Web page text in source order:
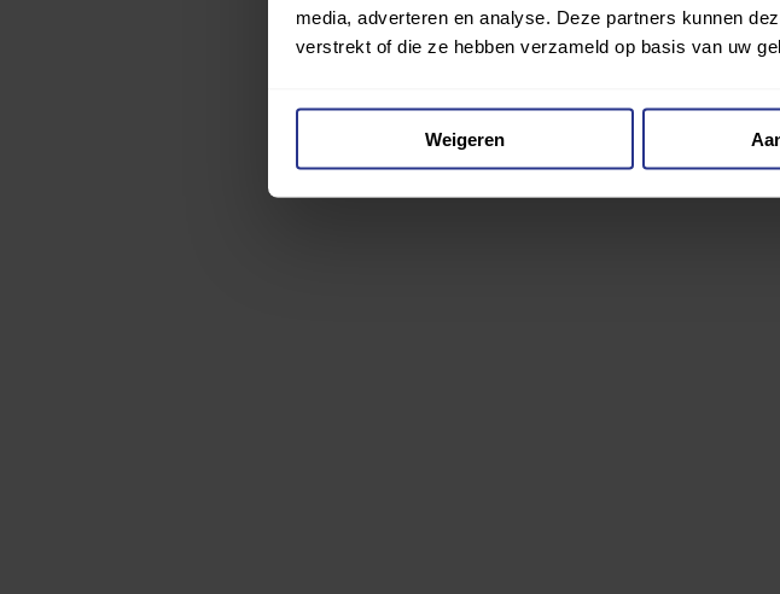
media, adverteren en analyse. Deze partners kunnen
verstrekt of die ze hebben verzameld op basis van uw
Weigeren